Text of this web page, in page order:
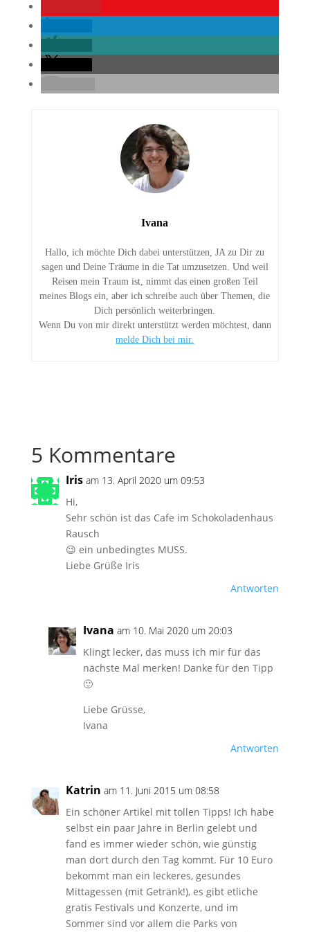
Ivana
Hallo, ich möchte Dich dabei unterstützen, JA zu Dir zu
sagen und Deine Träume in die Tat umzusetzen. Und weil
Reisen mein Traum ist, nimmt das einen großen Teil
meines Blogs ein, aber ich schreibe auch über Themen, die
Dich persönlich weiterbringen.
Wenn Du von mir direkt unterstützt werden möchtest, dann
melde Dich bei mir.
5 Kommentare
Iris am 13. April 2020 um 09:53
Hi,
Sehr schön ist das Cafe im Schokoladenhaus
Rausch
😉 ein unbedingtes MUSS.
Liebe Grüße Iris
Antworten
Ivana am 10. Mai 2020 um 20:03
Klingt lecker, das muss ich mir für das
nächste Mal merken! Danke für den Tipp
🙂
Liebe Grüsse,
Ivana
Antworten
Katrin am 11. Juni 2015 um 08:58
Ein schöner Artikel mit tollen Tipps! Ich habe
selbst ein paar Jahre in Berlin gelebt und
fand es immer wieder schön, wie günstig
man dort durch den Tag kommt. Für 10 Euro
bekommt man ein leckeres, gesundes
Mittagessen (mit Getränk!), es gibt etliche
gratis Festivals und Konzerte, und im
Sommer sind vor allem die Parks von